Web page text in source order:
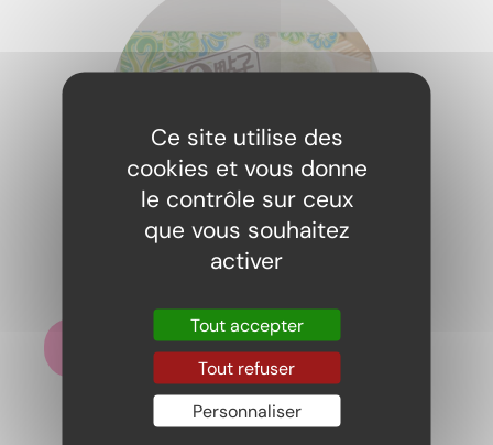
Mochi thé vert
Ajouter au panier
Ce site utilise des
cookies et vous donne
le contrôle sur ceux
que vous souhaitez
activer
Tout accepter
Tout refuser
Personnaliser